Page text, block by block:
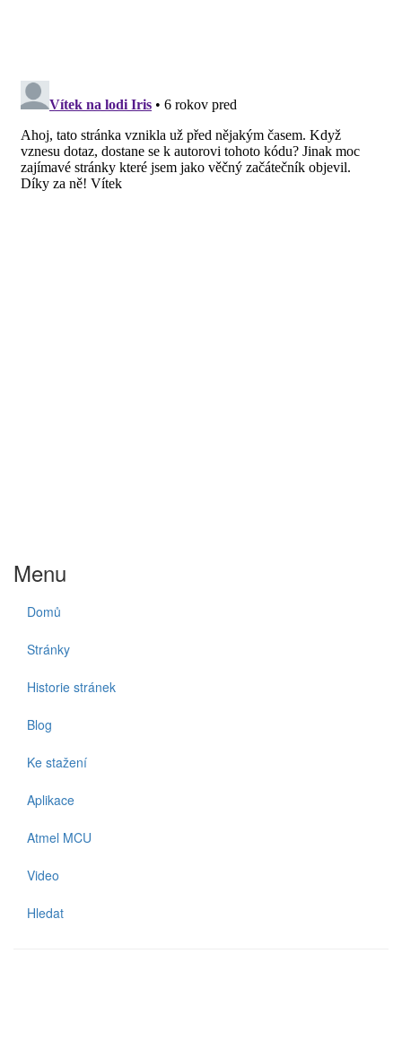
Menu
Domů
Stránky
Historie stránek
Blog
Ke stažení
Aplikace
Atmel MCU
Video
Hledat